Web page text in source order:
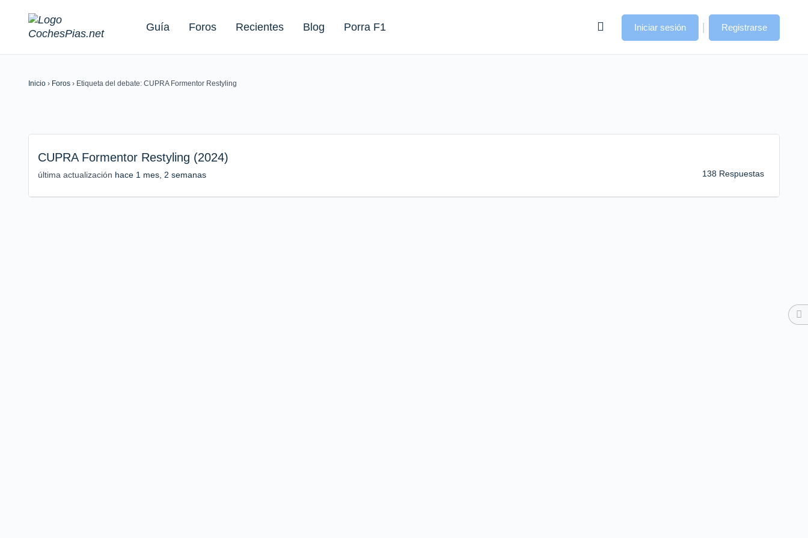
Guía Foros Recientes Blog Porra F1
Buscar:
Iniciar sesión | Registrarse
Inicio › Foros › Etiqueta del debate: CUPRA Formentor Restyling
CUPRA Formentor Restyling (2024)
última actualización hace 1 mes, 2 semanas 138 Respuestas